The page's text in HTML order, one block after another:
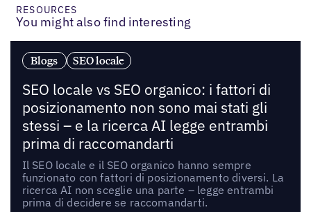
RESOURCES
You might also find interesting
Blogs SEO locale
SEO locale vs SEO organico: i fattori di
posizionamento non sono mai stati gli
stessi – e la ricerca AI legge entrambi
prima di raccomandarti
Il SEO locale e il SEO organico hanno sempre
funzionato con fattori di posizionamento diversi. La
ricerca AI non sceglie una parte – legge entrambi
prima di decidere se raccomandarti.